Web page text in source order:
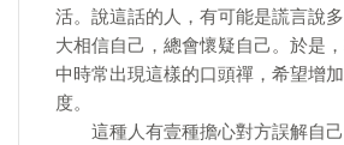
活。說這話的人，有可能是謊言說
大相信自己，總會懷疑自己。於是
中時常出現這樣的口頭禪，希望增
度。
這種人有壹種擔心對方誤解自己